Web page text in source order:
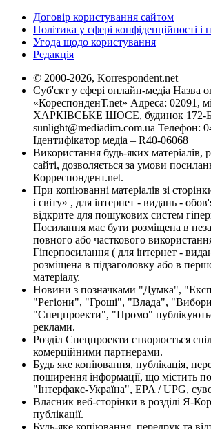
Договір користування сайтом
Політика у сфері конфіденційності
Угода щодо користування
Редакція
© 2000-2026, Korrespondent.net
Суб'єкт у сфері онлайн-медіа Назва
«КореспонденТ.net» Адреса: 02091,
ХАРКІВСЬКЕ ШОСЕ, будинок 172-Б,
sunlight@mediadim.com.ua Телефон:
Ідентифікатор медіа – R40-06068
Використання будь-яких матеріалів,
сайті, дозволяється за умови
Корреспондент.net.
При копіюванні матеріалів зі
і світу» , для інтернет - видань -
відкрите для пошукових систем
Посилання має бути розміщена в
повного або часткового
Гіперпосилання ( для інтернет -
розміщена в підзаголовку або в
матеріалу.
Новини з позначками "Думка",
"Регіони", "Гроші", "Влада",
"Спецпроекти", "Промо"
реклами.
Розділ Спецпроекти створюється
комерційними партнерами.
Будь яке копіювання, публікація,
поширення інформації, що містить
"Інтерфакс-Україна", EPA / UPG,
Власник веб-сторінки в розділі Я-
публікації.
Будь-яке копіювання, передрук та